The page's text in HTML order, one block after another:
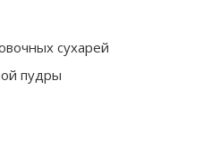
сухарей
пудры